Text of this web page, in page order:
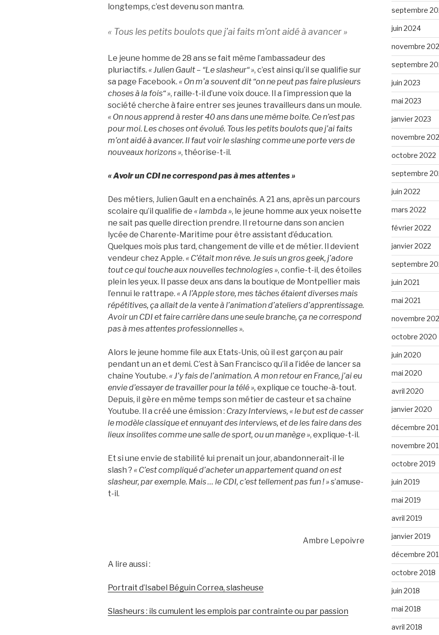
longtemps, c’est devenu son mantra.
« Tous les petits boulots que j’ai faits m’ont aidé à avancer »
Le jeune homme de 28 ans se fait même l’ambassadeur des
pluriactifs. « Julien Gault – “Le slasheur“ », c’est ainsi qu’il se qualifie sur
sa page Facebook. « On m’a souvent dit “on ne peut pas faire plusieurs
choses à la fois“ », raille-t-il d’une voix douce. Il a l’impression que la
société cherche à faire entrer ses jeunes travailleurs dans un moule.
« On nous apprend à rester 40 ans dans une même boite. Ce n’est pas
pour moi. Les choses ont évolué. Tous les petits boulots que j’ai faits
m’ont aidé à avancer. Il faut voir le slashing comme une porte vers de
nouveaux horizons », théorise-t-il.
« Avoir un CDI ne correspond pas à mes attentes »
Des métiers, Julien Gault en a enchaînés. A 21 ans, après un parcours
scolaire qu’il qualifie de « lambda », le jeune homme aux yeux noisette
ne sait pas quelle direction prendre. Il retourne dans son ancien
lycée de Charente-Maritime pour être assistant d’éducation.
Quelques mois plus tard, changement de ville et de métier. Il devient
vendeur chez Apple. « C’était mon rêve. Je suis un gros geek, j’adore
tout ce qui touche aux nouvelles technologies », confie-t-il, des étoiles
plein les yeux. Il passe deux ans dans la boutique de Montpellier mais
l’ennui le rattrape. « A l’Apple store, mes tâches étaient diverses mais
répétitives, ça allait de la vente à l’animation d’ateliers d’apprentissage.
Avoir un CDI et faire carrière dans une seule branche, ça ne correspond
pas à mes attentes professionnelles ».
Alors le jeune homme file aux Etats-Unis, où il est garçon au pair
pendant un an et demi. C’est à San Francisco qu’il a l’idée de lancer sa
chaîne Youtube. « J’y fais de l’animation. A mon retour en France, j’ai eu
envie d’essayer de travailler pour la télé », explique ce touche-à-tout.
Depuis, il gère en même temps son métier de casteur et sa chaîne
Youtube. Il a créé une émission : Crazy Interviews, « le but est de casser
le modèle classique et ennuyant des interviews, et de les faire dans des
lieux insolites comme une salle de sport, ou un manège », explique-t-il.
Et si une envie de stabilité lui prenait un jour, abandonnerait-il le
slash ? « C’est compliqué d’acheter un appartement quand on est
slasheur, par exemple. Mais … le CDI, c’est tellement pas fun ! »s’amuse-
t-il.
Ambre Lepoivre
A lire aussi :
Portrait d’Isabel Béguin Correa, slasheuse
Slasheurs : ils cumulent les emplois par contrainte ou par passion
septembre
juin 2024
novembre
septembre
juin 2023
mai 2023
janvier 2023
novembre
octobre 2022
septembre
juin 2022
mars 2022
février 2022
janvier 2022
septembre
juin 2021
mai 2021
novembre
octobre 2020
juin 2020
mai 2020
avril 2020
janvier 2020
décembre
novembre
octobre 2019
juin 2019
mai 2019
avril 2019
janvier 2019
décembre
octobre 2018
juin 2018
mai 2018
avril 2018